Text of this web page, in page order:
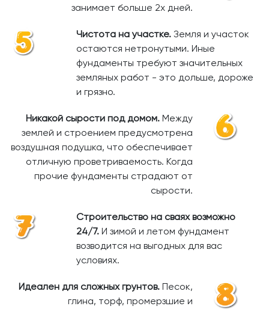
занимает больше 2х дней.
Чистота на участке. Земля и участок
остаются нетронутыми. Иные
фундаменты требуют значительных
земляных работ - это дольше, дороже
и грязно.
Никакой сырости под домом. Между
землей и строением предусмотрена
воздушная подушка, что обеспечивает
отличную проветриваемость. Когда
прочие фундаменты страдают от
сырости.
Строительство на сваях возможно
24/7. И зимой и летом фундамент
возводится на выгодных для вас
условиях.
Идеален для сложных грунтов. Песок,
глина, торф, промерзшие и